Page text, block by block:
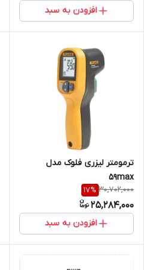
افزودن به سبد
ترمومتر لیزری فلوک مدل
59max
30,702,000
17%
25,284,000
افزودن به سبد